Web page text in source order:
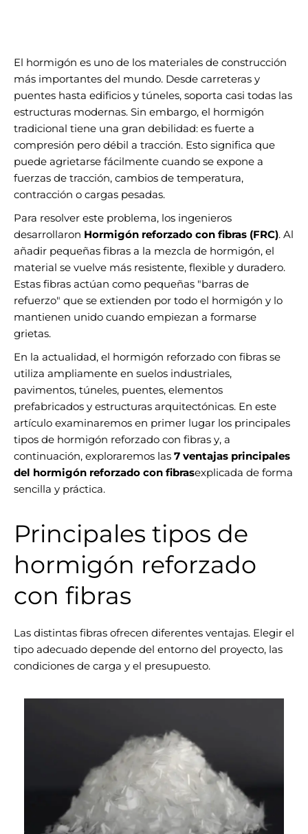
El hormigón es uno de los materiales de construcción
más importantes del mundo. Desde carreteras y
puentes hasta edificios y túneles, soporta casi todas las
estructuras modernas. Sin embargo, el hormigón
tradicional tiene una gran debilidad: es fuerte a
compresión pero débil a tracción. Esto significa que
puede agrietarse fácilmente cuando se expone a
fuerzas de tracción, cambios de temperatura,
contracción o cargas pesadas.
Para resolver este problema, los ingenieros
desarrollaron Hormigón reforzado con fibras (FRC). Al
añadir pequeñas fibras a la mezcla de hormigón, el
material se vuelve más resistente, flexible y duradero.
Estas fibras actúan como pequeñas "barras de
refuerzo" que se extienden por todo el hormigón y lo
mantienen unido cuando empiezan a formarse
grietas.
En la actualidad, el hormigón reforzado con fibras se
utiliza ampliamente en suelos industriales,
pavimentos, túneles, puentes, elementos
prefabricados y estructuras arquitectónicas. En este
artículo examinaremos en primer lugar los principales
tipos de hormigón reforzado con fibras y, a
continuación, exploraremos las 7 ventajas principales
del hormigón reforzado con fibrasexplicada de forma
sencilla y práctica.
Principales tipos de
hormigón reforzado
con fibras
Las distintas fibras ofrecen diferentes ventajas. Elegir el
tipo adecuado depende del entorno del proyecto, las
condiciones de carga y el presupuesto.